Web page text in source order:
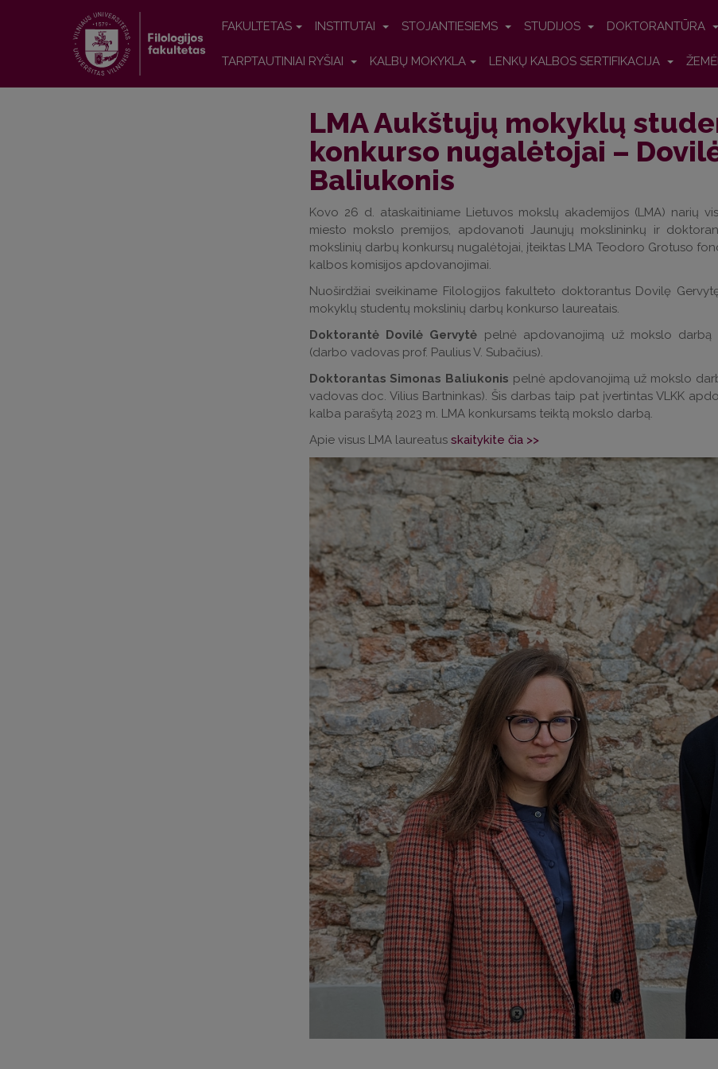
FAKULTETAS INSTITUTAI STOJANTIESIEMS STUDIJOS DOKTORANTŪRA
TARPTAUTINIAI RYŠIAI KALBŲ MOKYKLA LENKŲ KALBOS SERTIFIKACIJA
LMA Aukštųjų mokyklų
konkurso nugalėtojai –
Baliukonis
Kovo 26 d. ataskaitiniame Lietuvos mokslų akademijos (LMA) narių
miesto mokslo premijos, apdovanoti Jaunųjų mokslininkų ir
mokslinių darbų konkursų nugalėtojai, įteiktas LMA Teodoro Grotuso
kalbos komisijos apdovanojimai.
Nuoširdžiai sveikiname Filologijos fakulteto doktorantus Dovilę
mokyklų studentų mokslinių darbų konkurso laureatais.
Doktorantė Dovilė Gervytė pelnė apdovanojimą už mokslo darbą
(darbo vadovas prof. Paulius V. Subačius).
Doktorantas Simonas Baliukonis pelnė apdovanojimą už mokslo
vadovas doc. Vilius Bartninkas). Šis darbas taip pat įvertintas VLKK
kalba parašytą 2023 m. LMA konkursams teiktą mokslo darbą.
Apie visus LMA laureatus skaitykite čia >>